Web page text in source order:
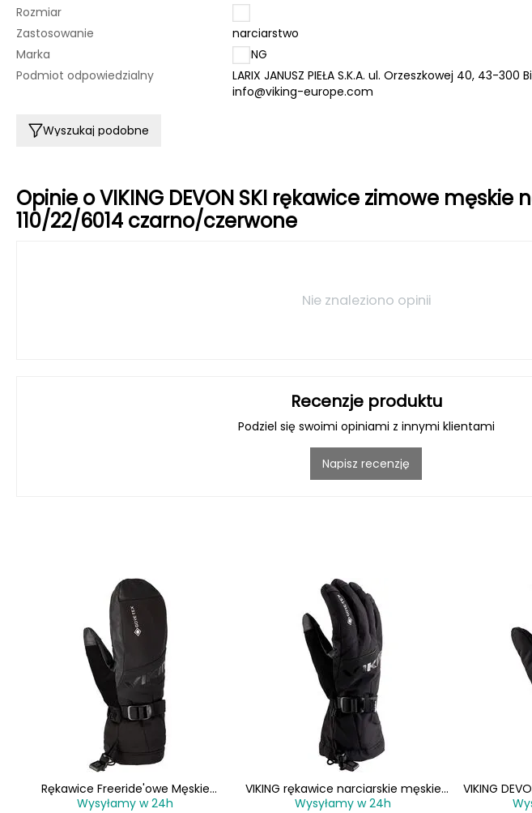
Rozmiar
Zastosowanie
narciarstwo
Marka
VIKING
Podmiot odpowiedzialny
LARIX JANUSZ PIEŁA S.K.A. ul. Orzeszkowej 40, 43-
info@viking-europe.com
Wyszukaj podobne
Opinie o VIKING DEVON SKI rękawice zimowe męskie
110/22/6014 czarno/czerwone
Nie znaleziono opinii
Recenzje produktu
Podziel się swoimi opiniami z innymi klientami
Napisz recenzję
Rękawice Freeride'owe Męskie
Jednopalczaste VIKING Hudson GTX
Wysyłamy w 24h
VIKING rękawice narciarskie męskie
HUDSON GTX freeride czarne
Wysyłamy w 24h
VIKING
męskie